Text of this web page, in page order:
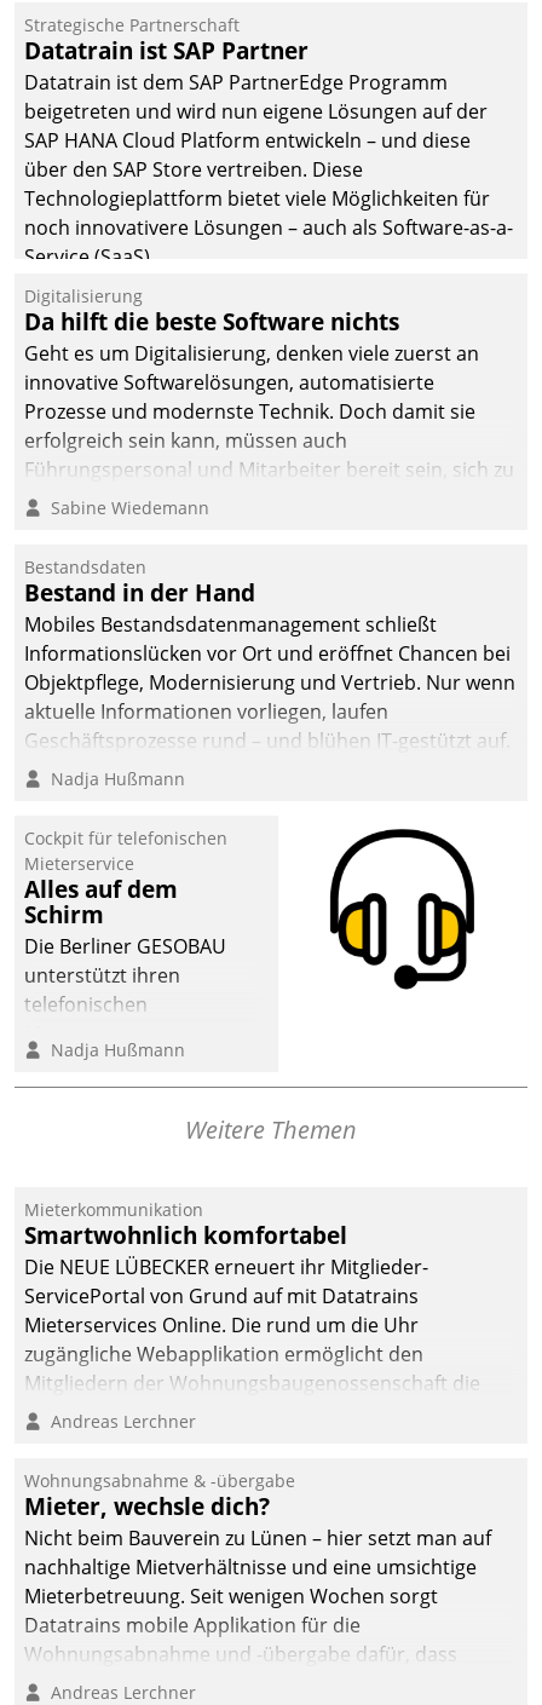
Jahresbeginn eine
Überblick, Einsicht und
Eingriff bietende Lösung.
Zur Entwicklung setzte
man auf
Cloudtechnologie,
bewährte und Startup-
Partner sowie erstmals
agile Projektmethoden.
Strategische Partnerschaft
Datatrain ist SAP Partner
Datatrain ist dem SAP PartnerEdge Programm
beigetreten und wird nun eigene Lösungen auf der
SAP HANA Cloud Platform entwickeln – und diese
über den SAP Store vertreiben. Diese
Technologieplattform bietet viele Möglichkeiten für
noch innovativere Lösungen – auch als Software-as-a-
Service (SaaS).
Digitalisierung
Da hilft die beste Software nichts
Geht es um Digitalisierung, denken viele zuerst an
innovative Softwarelösungen, automatisierte
Prozesse und modernste Technik. Doch damit sie
erfolgreich sein kann, müssen auch
Führungspersonal und Mitarbeiter bereit sein, sich zu
verändern und anzupassen, sonst werden sie an ihr
Sabine Wiedemann
Bestandsdaten
Bestand in der Hand
Mobiles Bestandsdatenmanagement schließt
Informationslücken vor Ort und eröffnet Chancen bei
Objektpflege, Modernisierung und Vertrieb. Nur wenn
aktuelle Informationen vorliegen, laufen
Geschäftsprozesse rund – und blühen IT-gestützt auf.
Nadja Hußmann
Cockpit für telefonischen
Mieterservice
Alles auf dem
Schirm
Die Berliner GESOBAU
unterstützt ihren
telefonischen
digitalen Cockpit, das
situationsbezogen
passende Fragen und
Dialogführung ermöglicht
dem externen
Serviceteam, Anrufe von
Mietenden zügiger und
effizienter zu bearbeiten.
Nadja Hußmann
Weitere Themen
Mieterkommunikation
Smartwohnlich komfortabel
Die NEUE LÜBECKER erneuert ihr Mitglieder-
ServicePortal von Grund auf mit Datatrains
Mieterservices Online. Die rund um die Uhr
zugängliche Webapplikation ermöglicht den
Mitgliedern der Wohnungs­bau­genossenschaft die
Kontaktaufnahme per Smartphone, Tablet oder PC.
Andreas Lerchner
Wohnungsabnahme & -übergabe
Mieter, wechsle dich?
Nicht beim Bauverein zu Lünen – hier setzt man auf
nachhaltige Mietverhältnisse und eine umsichtige
Mieterbetreuung. Seit wenigen Wochen sorgt
Datatrains mobile Applikation für die
Wohnungsabnahme und -übergabe dafür, dass
Mieter wohlgeordnet kommen und, so es sein muss,
Andreas Lerchner